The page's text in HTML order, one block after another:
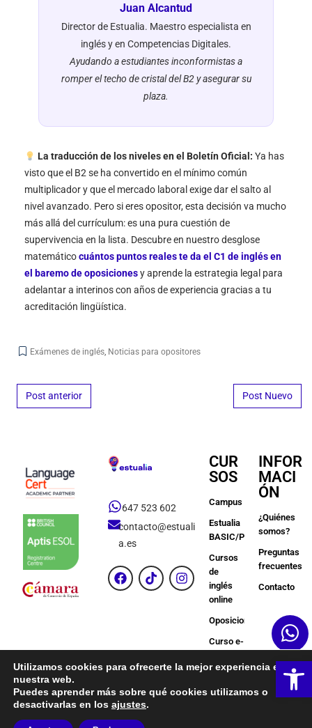
Juan Alcantud
Director de Estualia. Maestro especialista en
inglés y en Competencias Digitales.
Ayudando a estudiantes inconformistas a
romper el techo de cristal del B2 y asegurar su
plaza.
La traducción de los niveles en el Boletín Oficial: Ya has
visto que el B2 se ha convertido en el mínimo común
multiplicador y que el mercado laboral exige dar el salto al
nivel avanzado. Pero si eres opositor, esta decisión va mucho
más allá del currículum: es una pura cuestión de
supervivencia en la lista. Descubre en nuestro desglose
matemáticocuántos puntos reales te da el C1 de inglés en
el baremo de oposicionesy aprende la estrategia legal para
adelantar a interinos con años de experiencia gracias a tu
acreditación lingüística.
Exámenes de inglés, Noticias para opositores
Post navigation
Post anterior Post Nuevo
647 523 602
contacto@estuali
a.es
CUR
SOS
Campus
Estualia
BASIC/PREMIUM
Cursos
de
inglés
online
Oposiciones
Curso e-
INFOR
MACI
ÓN
¿Quiénes
somos?
Preguntas
frecuentes
Contacto
Copyright © Estualia | Todos los derechos reservados.
Utilizamos cookies para ofrecerte la mejor experiencia en
nuestra web.
Puedes aprender más sobre qué cookies utilizamos o
desactivarlas en los ajustes.